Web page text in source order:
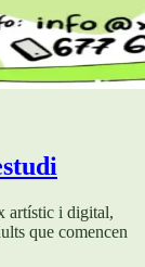
artístic i digital,
que comencen